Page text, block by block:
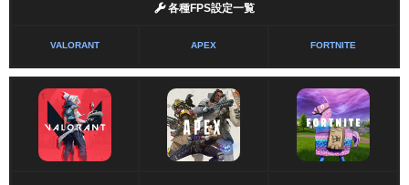
各種FPS設定一覧
VALORANT APEX FORTNITE